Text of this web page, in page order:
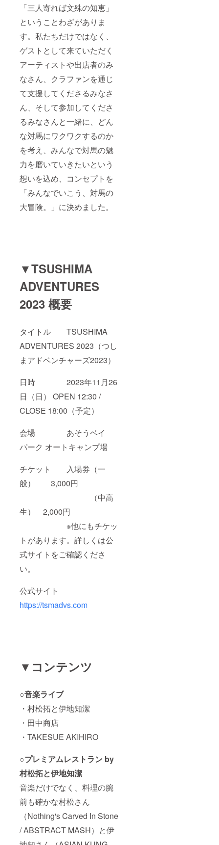
「三人寄れば文殊の知恵」
ということわざがありま
す。私たちだけではなく、
ゲストとして来ていただく
アーティストや出店者のみ
なさん、クラファンを通じ
て支援してくださるみなさ
ん、そして参加してくださ
るみなさんと一緒に、どん
な対馬にワクワクするのか
を考え、みんなで対馬の魅
力を磨いていきたいという
想いを込め、コンセプトを
「みんなでいこう、対馬の
大冒険。」に決めました。
▼TSUSHIMA
ADVENTURES
2023 概要
タイトル TSUSHIMA
ADVENTURES 2023（つし
まアドベンチャーズ2023）
日時 2023年11月26
日（日） OPEN 12:30 /
CLOSE 18:00（予定）
会場 あそうベイ
パーク オートキャンプ場
チケット 入場券（一
般） 3,000円
（中高
生） 2,000円
※他にもチケッ
トがあります。詳しくは公
式サイトをご確認くださ
い。
公式サイト
https://tsmadvs.com
▼コンテンツ
○音楽ライブ
・村松拓と伊地知潔
・田中商店
・TAKESUE AKIHIRO
○プレミアムレストラン by
村松拓と伊地知潔
音楽だけでなく、料理の腕
前も確かな村松さん
（Nothing's Carved In Stone
/ ABSTRACT MASH）と伊